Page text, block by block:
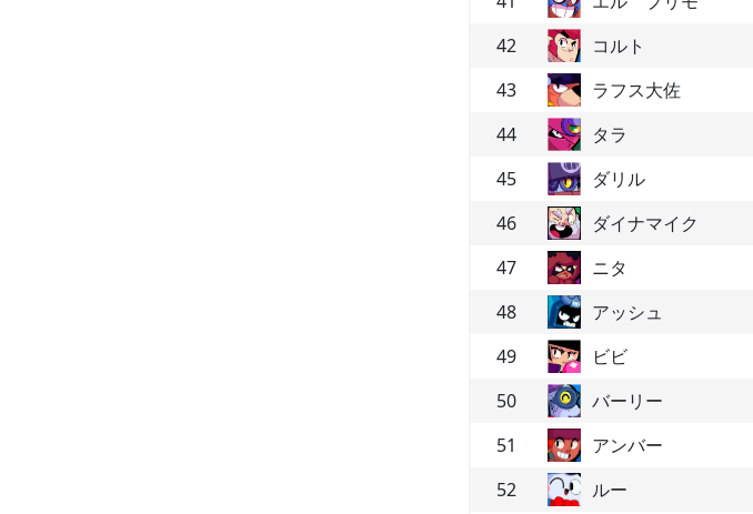
42
コルト
43
ラフス大佐
44
タラ
45
ダリル
46
ダイナマイク
47
ニタ
48
アッシュ
49
ビビ
50
バーリー
51
アンバー
52
ルー